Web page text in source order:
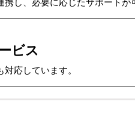
携し、必要に応じたサポートが
ビス
応しています。